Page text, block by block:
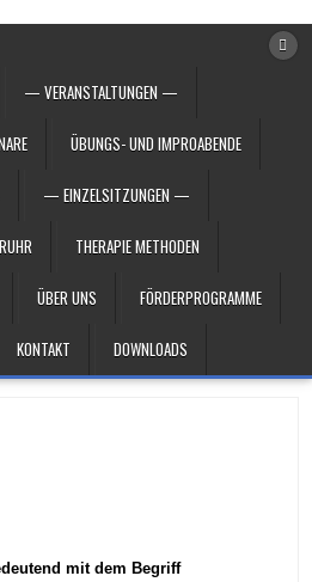
— VERANSTALTUNGEN —
ÜBUNGS- UND IMPROABENDE
— EINZELSITZUNGEN —
THERAPIE METHODEN
ÜBER UNS FÖRDERPROGRAMME
KONTAKT DOWNLOADS
mit dem Begriff